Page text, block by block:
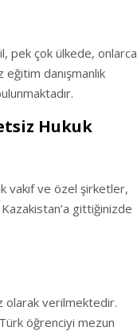
pek çok ülkede, onlarca
danışmanlık
Hukuk
vakıf ve özel şirketler,
gittiğinizde
olarak verilmektedir.
Türk öğrenciyi mezun